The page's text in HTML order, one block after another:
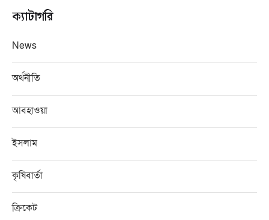
ক্যাটাগরি
News
অর্থনীতি
আবহাওয়া
ইসলাম
কৃষিবার্তা
ক্রিকেট